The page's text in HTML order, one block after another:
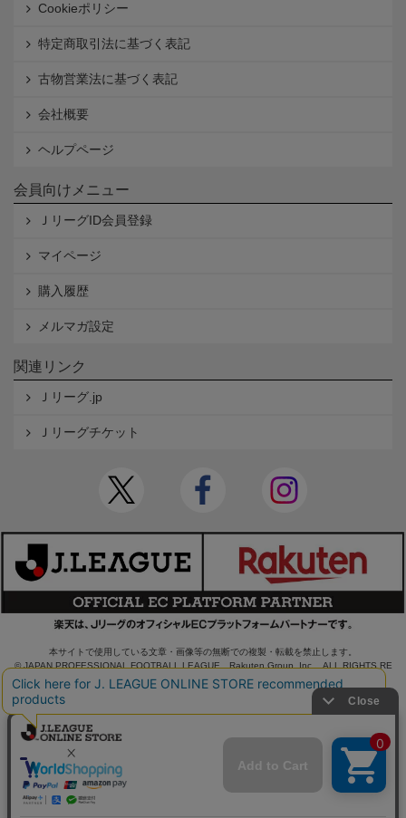
Cookieポリシー
特定商取引法に基づく表記
古物営業法に基づく表記
会社概要
ヘルプページ
会員向けメニュー
ＪリーグID会員登録
マイページ
購入履歴
メルマガ設定
関連リンク
Ｊリーグ.jp
Ｊリーグチケット
本サイトで使用している文章・画像等の無断での複製・転載を禁止します。
© JAPAN PROFESSIONAL FOOTBALL LEAGUE Rakuten Group, Inc. ALL RIGHTS RE
SERVED.